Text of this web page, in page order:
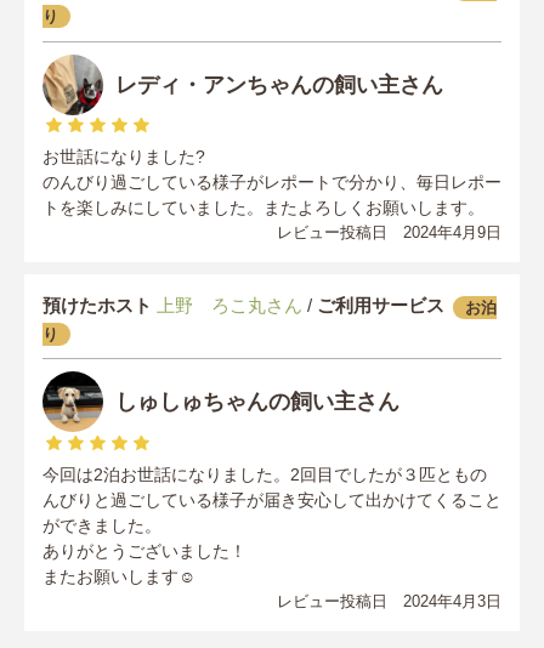
り
レディ・アンちゃんの飼い主さん
お世話になりました?
のんびり過ごしている様子がレポートで分かり、毎日レポー
トを楽しみにしていました。またよろしくお願いします。
レビュー投稿日 2024年4月9日
預けたホスト 上野 ろこ丸さん / ご利用サービス
お泊
り
しゅしゅちゃんの飼い主さん
今回は2泊お世話になりました。2回目でしたが３匹ともの
んびりと過ごしている様子が届き安心して出かけてくること
ができました。
ありがとうございました！
またお願いします☺︎
レビュー投稿日 2024年4月3日